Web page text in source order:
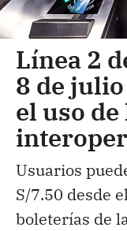
Línea 2
8 de
el uso
Usuarios
S/7.50 desde
boleterías de